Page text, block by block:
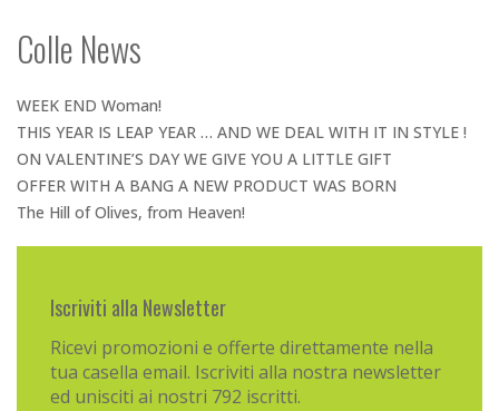
Colle News
WEEK END Woman!
THIS YEAR IS LEAP YEAR … AND WE DEAL WITH IT IN STYLE !
ON VALENTINE’S DAY WE GIVE YOU A LITTLE GIFT
OFFER WITH A BANG A NEW PRODUCT WAS BORN
The Hill of Olives, from Heaven!
Iscriviti alla Newsletter
Ricevi promozioni e offerte direttamente nella
tua casella email. Iscriviti alla nostra newsletter
ed unisciti ai nostri 792 iscritti.